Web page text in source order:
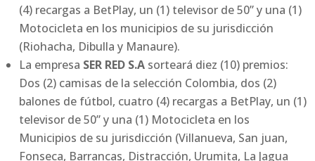
(4) recargas a BetPlay, un (1) televisor de 50” y una (1)
Motocicleta en los municipios de su jurisdicción
(Riohacha, Dibulla y Manaure).
La empresa SER RED S.A sorteará diez (10) premios:
Dos (2) camisas de la selección Colombia, dos (2)
balones de fútbol, cuatro (4) recargas a BetPlay, un (1)
televisor de 50” y una (1) Motocicleta en los
Municipios de su jurisdicción (Villanueva, San juan,
Fonseca, Barrancas, Distracción, Urumita, La Jagua